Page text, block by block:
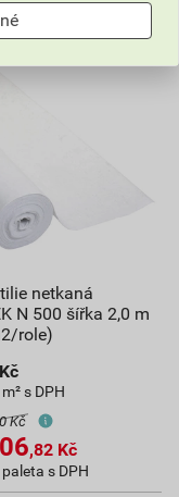
netkaná
N 500 šířka 2,0 m
role)
Kč
s DPH
Kč
,82 Kč
s DPH